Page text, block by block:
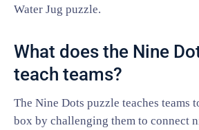
Water Jug puzzle.
What does the Nine
teach teams?
The Nine Dots puzzle teaches teams
box by challenging them to connect